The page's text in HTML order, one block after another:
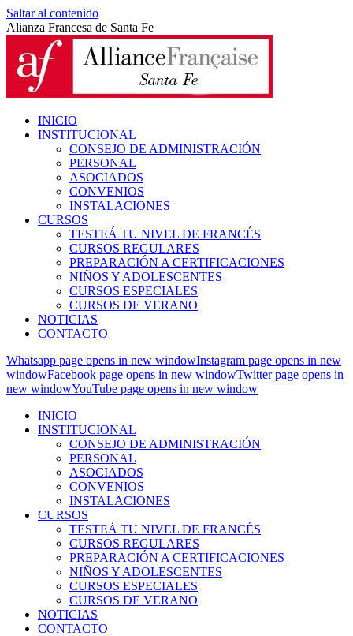
Saltar al contenido
Alianza Francesa de Santa Fe
INICIO
INSTITUCIONAL
CONSEJO DE ADMINISTRACIÓN
PERSONAL
ASOCIADOS
CONVENIOS
INSTALACIONES
CURSOS
TESTEÁ TU NIVEL DE FRANCÉS
CURSOS REGULARES
PREPARACIÓN A CERTIFICACIONES
NIÑOS Y ADOLESCENTES
CURSOS ESPECIALES
CURSOS DE VERANO
NOTICIAS
CONTACTO
Whatsapp page opens in new windowInstagram page opens in new
windowFacebook page opens in new windowTwitter page opens in
new windowYouTube page opens in new window
INICIO
INSTITUCIONAL
CONSEJO DE ADMINISTRACIÓN
PERSONAL
ASOCIADOS
CONVENIOS
INSTALACIONES
CURSOS
TESTEÁ TU NIVEL DE FRANCÉS
CURSOS REGULARES
PREPARACIÓN A CERTIFICACIONES
NIÑOS Y ADOLESCENTES
CURSOS ESPECIALES
CURSOS DE VERANO
NOTICIAS
CONTACTO